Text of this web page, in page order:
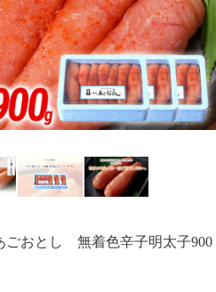
おとし 無着色辛子明太子900